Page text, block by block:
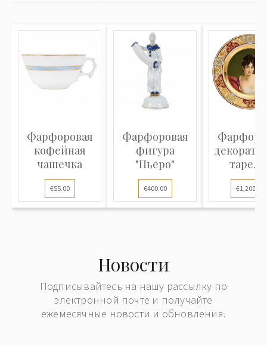
Фарфоровая
кофейная
чашечка
€55.00
Фарфоровая
фигура
"Пьеро"
€400.00 €1,200.00
Новости
Подписывайтесь на нашу рассылку по
электронной почте и получайте
ежемесячные новости и обновления.